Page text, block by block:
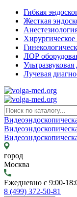
Гибкая
Жесткая
ЛОР
Лучевая
город
Москва
Ежедневно с 9:00-
8 (499) 372-50-81